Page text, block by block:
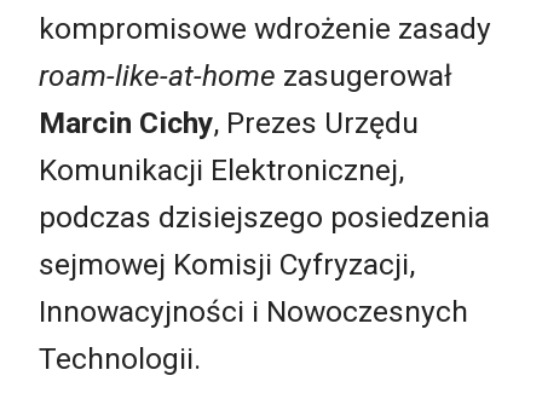
kompromisowe wdrożenie zasady
roam-like-at-home zasugerował
Marcin Cichy, Prezes Urzędu
Komunikacji Elektronicznej,
podczas dzisiejszego posiedzenia
sejmowej Komisji Cyfryzacji,
Innowacyjności i Nowoczesnych
Technologii.